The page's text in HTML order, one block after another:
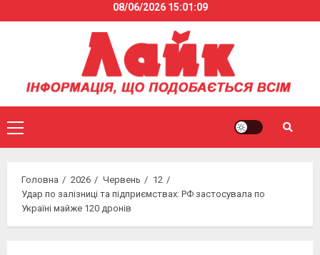
to
08/06/2026 15:01:10
Primary
Menu
Головна 2026 Червень
12
Удар по залізниці та підприємствах: РФ застосувала по
Україні майже 120 дронів